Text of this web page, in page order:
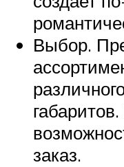
Выбор.
заказ.